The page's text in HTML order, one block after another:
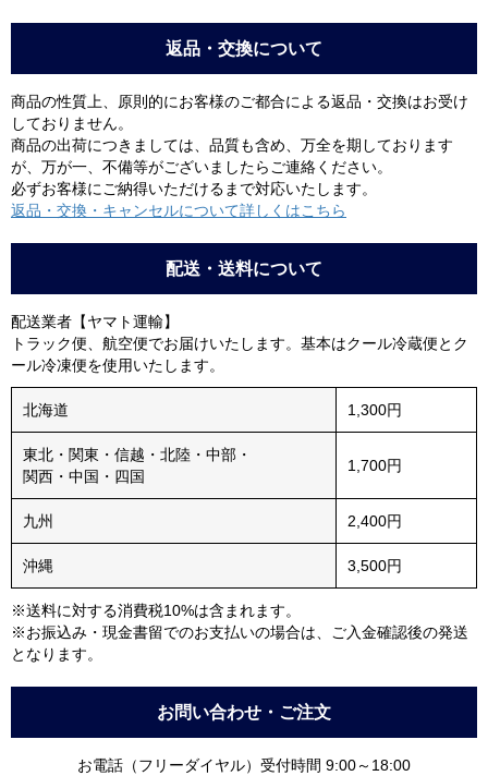
返品・交換について
商品の性質上、原則的にお客様のご都合による返品・交換はお受け
しておりません。
商品の出荷につきましては、品質も含め、万全を期しております
が、万が一、不備等がございましたらご連絡ください。
必ずお客様にご納得いただけるまで対応いたします。
返品・交換・キャンセルについて詳しくはこちら
配送・送料について
配送業者【ヤマト運輸】
トラック便、航空便でお届けいたします。基本はクール冷蔵便とク
ール冷凍便を使用いたします。
北海道 1,300円
東北・関東・信越・北陸・中部・
関西・中国・四国
1,700円
九州 2,400円
沖縄 3,500円
※送料に対する消費税10%は含まれます。
※お振込み・現金書留でのお支払いの場合は、ご入金確認後の発送
となります。
お問い合わせ・ご注文
お電話（フリーダイヤル）受付時間 9:00～18:00